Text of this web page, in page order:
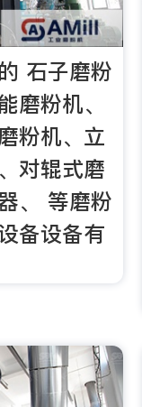
石子磨粉
磨粉机、
粉机、立
对辊式磨
、 等磨粉
备设备有